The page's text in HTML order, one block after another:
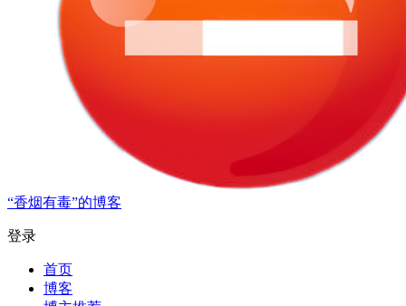
“香烟有毒”的博客
登录
首页
博客